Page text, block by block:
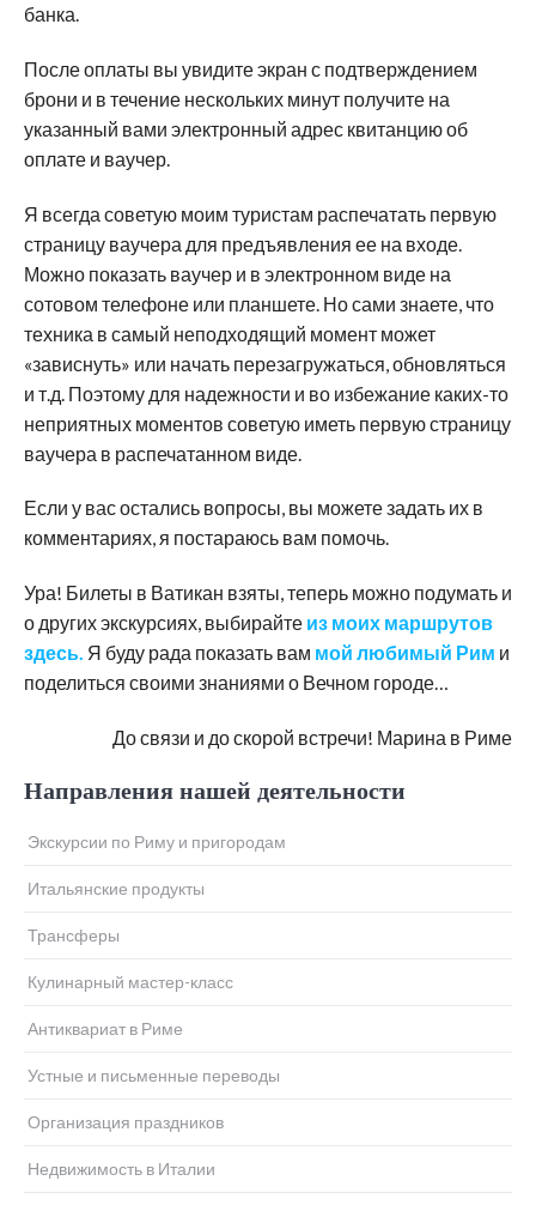
банка.
После оплаты вы увидите экран с подтверждением
брони и в течение нескольких минут получите на
указанный вами электронный адрес квитанцию об
оплате и ваучер.
Я всегда советую моим туристам распечатать первую
страницу ваучера для предъявления ее на входе.
Можно показать ваучер и в электронном виде на
сотовом телефоне или планшете. Но сами знаете, что
техника в самый неподходящий момент может
«зависнуть» или начать перезагружаться, обновляться
и т.д. Поэтому для надежности и во избежание каких-то
неприятных моментов советую иметь первую страницу
ваучера в распечатанном виде.
Если у вас остались вопросы, вы можете задать их в
комментариях, я постараюсь вам помочь.
Ура! Билеты в Ватикан взяты, теперь можно подумать и
о других экскурсиях, выбирайте из моих маршрутов
здесь. Я буду рада показать вам мой любимый Рим и
поделиться своими знаниями о Вечном городе…
До связи и до скорой встречи! Марина в Риме
Направления нашей деятельности
Экскурсии по Риму и пригородам
Итальянские продукты
Трансферы
Кулинарный мастер-класс
Антиквариат в Риме
Устные и письменные переводы
Организация праздников
Недвижимость в Италии